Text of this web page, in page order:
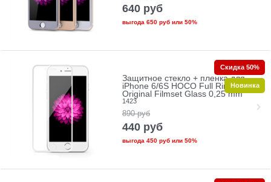
640 руб
выгода 650 рубили 50%
Защитное стекло + пленка для
iPhone 6/6S HOCO Full Rim
Original Filmset Glass 0,25 mm
1423
890 руб
440 руб
выгода 450 рубили 50%
Скидка 50%
Новинка